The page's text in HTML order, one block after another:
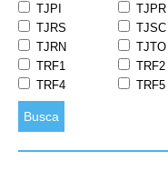
TJPI
TJPR
TJRS
TJSC
TJRN
TJTO
TRF1
TRF2
TRF4
TRF5
Busca